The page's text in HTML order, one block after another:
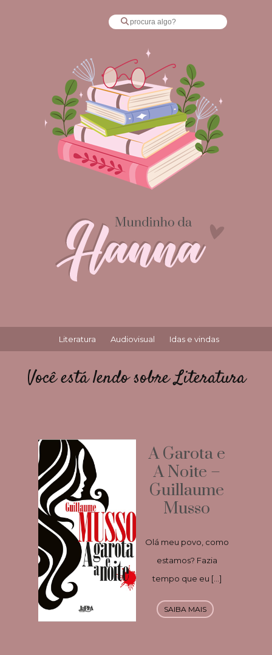
Literatura Audiovisual Idas e vindas
Você está lendo sobre Literatura
A Garota e
A Noite –
Guillaume
Musso
Olá meu povo, como
estamos? Fazia
tempo que eu […]
SAIBA MAIS